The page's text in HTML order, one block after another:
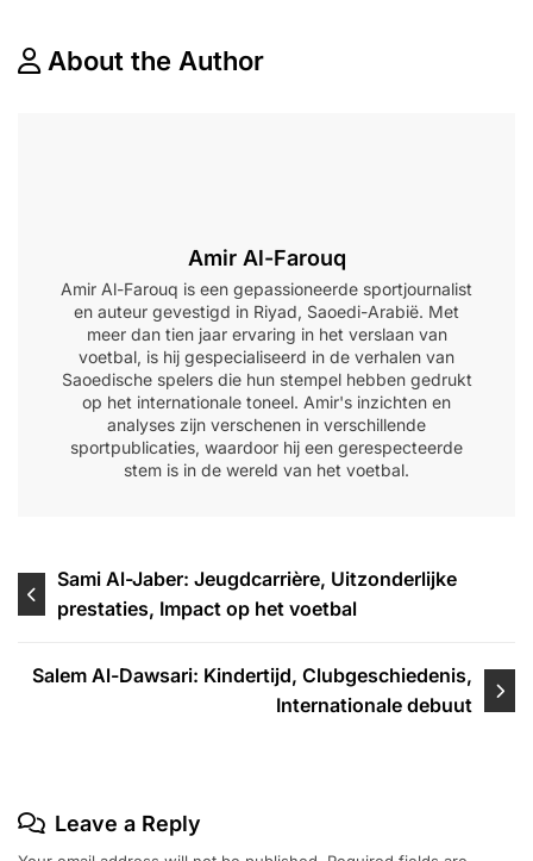
About the Author
Amir Al-Farouq
Amir Al-Farouq is een gepassioneerde sportjournalist
en auteur gevestigd in Riyad, Saoedi-Arabië. Met
meer dan tien jaar ervaring in het verslaan van
voetbal, is hij gespecialiseerd in de verhalen van
Saoedische spelers die hun stempel hebben gedrukt
op het internationale toneel. Amir's inzichten en
analyses zijn verschenen in verschillende
sportpublicaties, waardoor hij een gerespecteerde
stem is in de wereld van het voetbal.
Post
navigation
Sami Al-Jaber: Jeugdcarrière, Uitzonderlijke
prestaties, Impact op het voetbal
Salem Al-Dawsari: Kindertijd, Clubgeschiedenis,
Internationale debuut
Leave a Reply